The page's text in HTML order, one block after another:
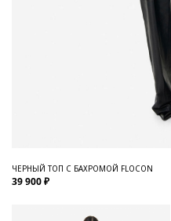
ЧЕРНЫЙ ТОП С БАХРОМОЙ FLOCON
39 900 ₽